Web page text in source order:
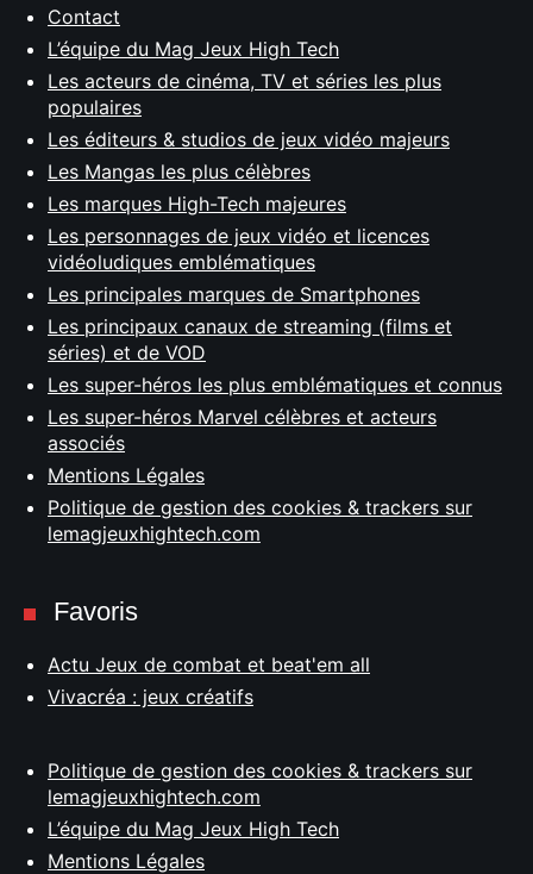
Contact
L’équipe du Mag Jeux High Tech
Les acteurs de cinéma, TV et séries les plus
populaires
Les éditeurs & studios de jeux vidéo majeurs
Les Mangas les plus célèbres
Les marques High-Tech majeures
Les personnages de jeux vidéo et licences
vidéoludiques emblématiques
Les principales marques de Smartphones
Les principaux canaux de streaming (films et
séries) et de VOD
Les super-héros les plus emblématiques et connus
Les super-héros Marvel célèbres et acteurs
associés
Mentions Légales
Politique de gestion des cookies & trackers sur
lemagjeuxhightech.com
Favoris
Actu Jeux de combat et beat'em all
Vivacréa : jeux créatifs
Politique de gestion des cookies & trackers sur
lemagjeuxhightech.com
L’équipe du Mag Jeux High Tech
Mentions Légales